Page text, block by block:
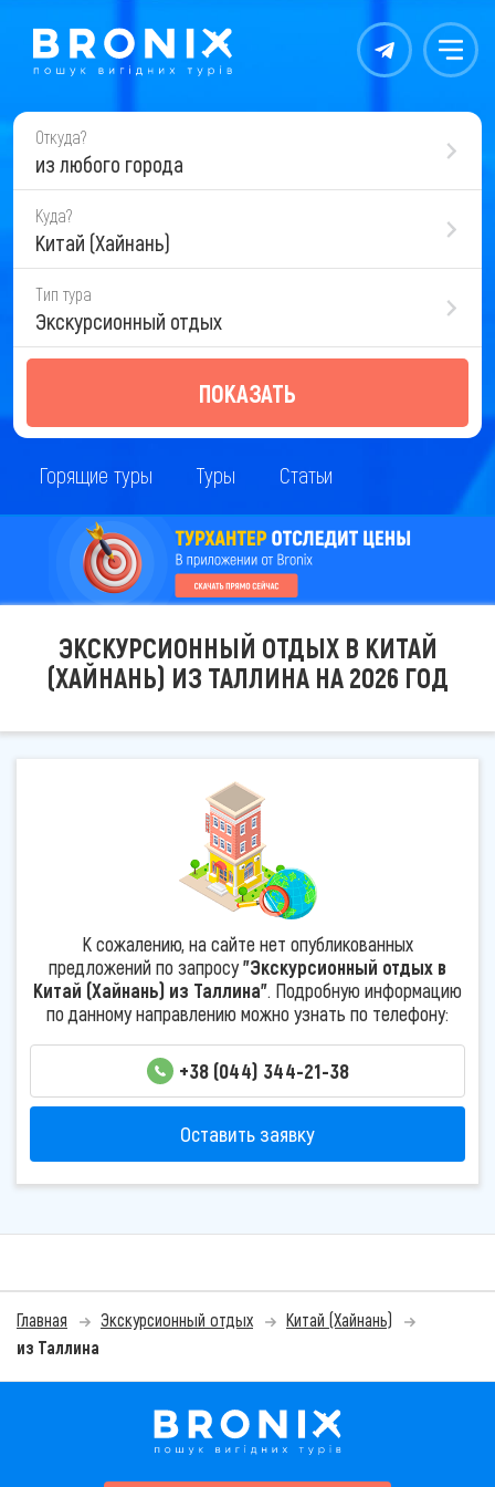
Контакты Меню
Откуда?
из любого города
Куда?
Китай (Хайнань)
Тип тура
Экскурсионный отдых
ПОКАЗАТЬ
Горящие туры Туры Статьи
ЭКСКУРСИОННЫЙ ОТДЫХ В КИТАЙ
(ХАЙНАНЬ) ИЗ ТАЛЛИНА НА 2026 ГОД
К сожалению, на сайте нет опубликованных
предложений по запросу"Экскурсионный отдых в
Китай (Хайнань) из Таллина". Подробную информацию
по данному направлению можно узнать по телефону:
+38 (044) 344-21-38
Оставить заявку
Главная Экскурсионный отдых
Китай (Хайнань)
из Таллина